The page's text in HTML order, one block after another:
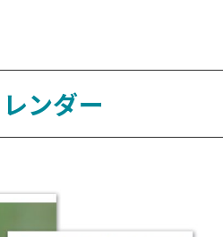
ンダー